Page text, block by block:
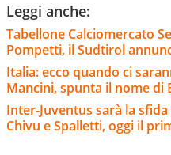
Leggi anche:
Tabellone Calciomercato
Pompetti, il Sudtirol
Italia: ecco quando ci
Mancini, spunta il nome di
Inter-Juventus sarà la
Chivu e Spalletti, oggi il